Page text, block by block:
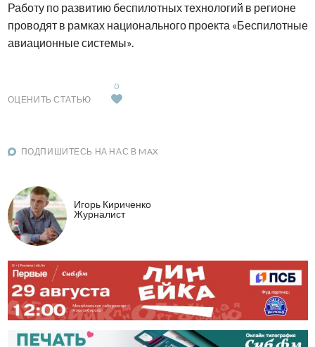
Работу по развитию беспилотных технологий в регионе
проводят в рамках национального проекта «Беспилотные
авиационные системы».
ОЦЕНИТЬ СТАТЬЮ
0
ПОДПИШИТЕСЬ НА НАС В MAX
Игорь Кириченко
Журналист